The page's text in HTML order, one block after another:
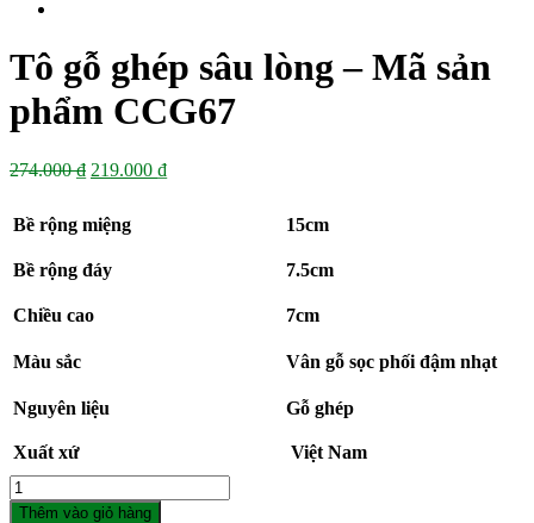
Tô gỗ ghép sâu lòng – Mã sản
phẩm CCG67
274.000₫ Giá
274.000 ₫.
219.000 ₫Giá
Bề rộng miệng 15cm
Bề rộng đáy 7.5cm
Chiều cao 7cm
Màu sắc Vân gỗ sọc phối đậm nhạt
Nguyên liệu Gỗ ghép
Xuất xứ
Việt Nam
Số
lượng
Thêm vào giỏ hàng